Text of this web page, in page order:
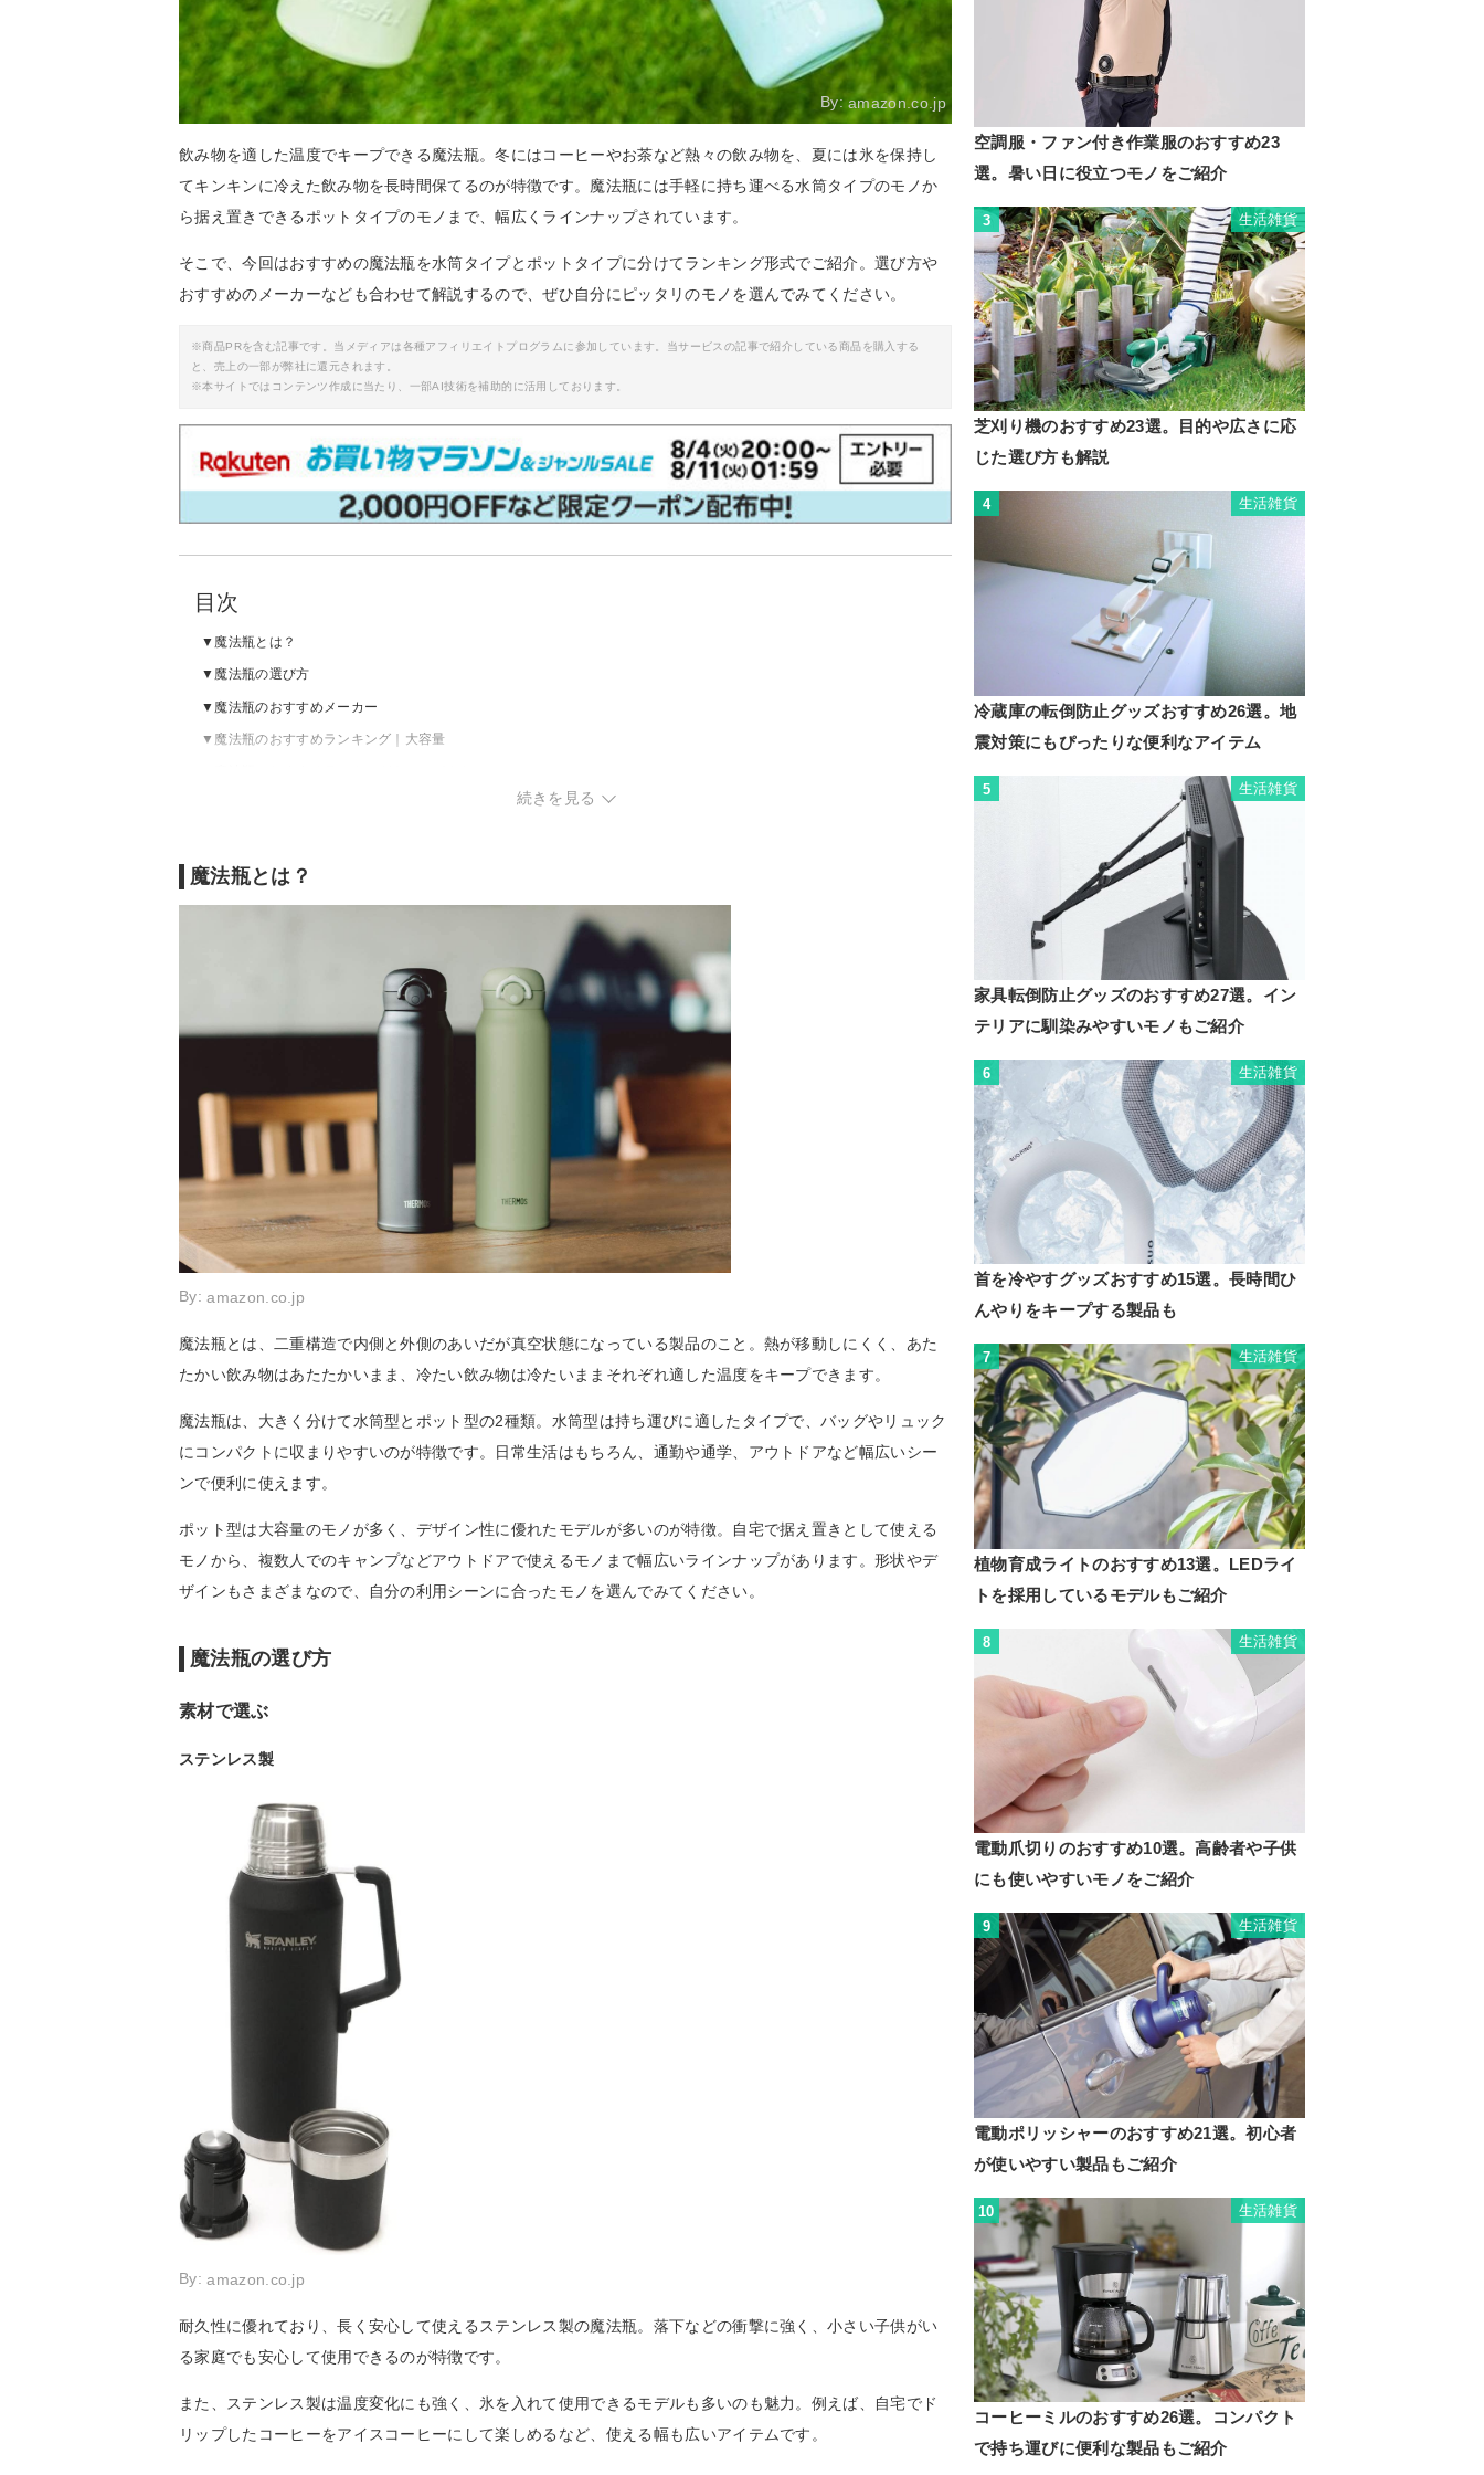
By:amazon.co.jp
飲み物を適した温度でキープできる魔法瓶。冬にはコーヒーやお茶など熱々の飲み物を、夏には氷を保持し
てキンキンに冷えた飲み物を長時間保てるのが特徴です。魔法瓶には手軽に持ち運べる水筒タイプのモノか
ら据え置きできるポットタイプのモノまで、幅広くラインナップされています。
そこで、今回はおすすめの魔法瓶を水筒タイプとポットタイプに分けてランキング形式でご紹介。選び方や
おすすめのメーカーなども合わせて解説するので、ぜひ自分にピッタリのモノを選んでみてください。
※商品PRを含む記事です。当メディアは各種アフィリエイトプログラムに参加しています。当サービスの記事で紹介している商品を購入する
と、売上の一部が弊社に還元されます。
※本サイトではコンテンツ作成に当たり、一部AI技術を補助的に活用しております。
目次
魔法瓶とは？
魔法瓶の選び方
魔法瓶のおすすめメーカー
魔法瓶のおすすめランキング｜大容量
続きを見る
魔法瓶とは？
By:amazon.co.jp
魔法瓶とは、二重構造で内側と外側のあいだが真空状態になっている製品のこと。熱が移動しにくく、あた
たかい飲み物はあたたかいまま、冷たい飲み物は冷たいままそれぞれ適した温度をキープできます。
魔法瓶は、大きく分けて水筒型とポット型の2種類。水筒型は持ち運びに適したタイプで、バッグやリュック
にコンパクトに収まりやすいのが特徴です。日常生活はもちろん、通勤や通学、アウトドアなど幅広いシー
ンで便利に使えます。
ポット型は大容量のモノが多く、デザイン性に優れたモデルが多いのが特徴。自宅で据え置きとして使える
モノから、複数人でのキャンプなどアウトドアで使えるモノまで幅広いラインナップがあります。形状やデ
ザインもさまざまなので、自分の利用シーンに合ったモノを選んでみてください。
魔法瓶の選び方
素材で選ぶ
ステンレス製
By:amazon.co.jp
耐久性に優れており、長く安心して使えるステンレス製の魔法瓶。落下などの衝撃に強く、小さい子供がい
る家庭でも安心して使用できるのが特徴です。
また、ステンレス製は温度変化にも強く、氷を入れて使用できるモデルも多いのも魅力。例えば、自宅でド
リップしたコーヒーをアイスコーヒーにして楽しめるなど、使える幅も広いアイテムです。
空調服・ファン付き作業服のおすすめ23
選。暑い日に役立つモノをご紹介
3 生活雑貨
芝刈り機のおすすめ23選。目的や広さに応
じた選び方も解説
4 生活雑貨
冷蔵庫の転倒防止グッズおすすめ26選。地
震対策にもぴったりな便利なアイテム
5 生活雑貨
家具転倒防止グッズのおすすめ27選。イン
テリアに馴染みやすいモノもご紹介
6 生活雑貨
首を冷やすグッズおすすめ15選。長時間ひ
んやりをキープする製品も
7 生活雑貨
植物育成ライトのおすすめ13選。LEDライ
トを採用しているモデルもご紹介
8 生活雑貨
電動爪切りのおすすめ10選。高齢者や子供
にも使いやすいモノをご紹介
9 生活雑貨
電動ポリッシャーのおすすめ21選。初心者
が使いやすい製品もご紹介
10 生活雑貨
コーヒーミルのおすすめ26選。コンパクト
で持ち運びに便利な製品もご紹介